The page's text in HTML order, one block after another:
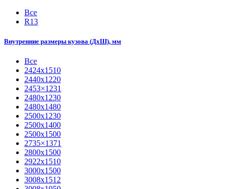
Все
R13
Внутренние размеры кузова (ДхШ), мм
Все
2424х1510
2440х1220
2453×1231
2480х1230
2480х1480
2500х1230
2500х1400
2500х1500
2735×1371
2800х1500
2922х1510
3000х1500
3008х1512